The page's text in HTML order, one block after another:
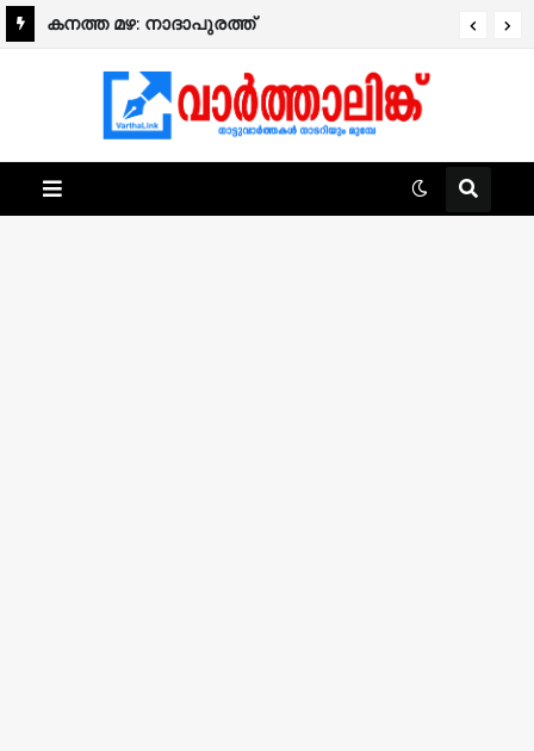
കനത്ത മഴ: നാദാപുരത്ത്
തകർന്നുവീണു.